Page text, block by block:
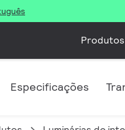
Produtos
Especificações